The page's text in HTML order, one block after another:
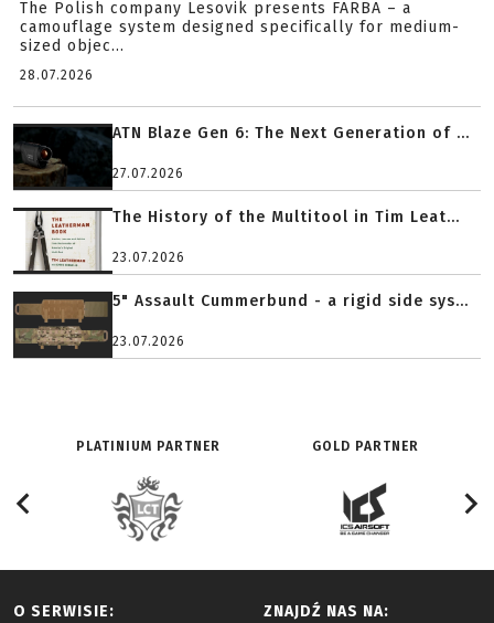
The Polish company Lesovik presents FARBA – a
camouflage system designed specifically for medium-
sized objec...
28.07.2026
ATN Blaze Gen 6: The Next Generation of ...
27.07.2026
The History of the Multitool in Tim Leat...
23.07.2026
5" Assault Cummerbund - a rigid side sys...
23.07.2026
PLATINIUM PARTNER GOLD PARTNER
O SERWISIE: ZNAJDŹ NAS NA: